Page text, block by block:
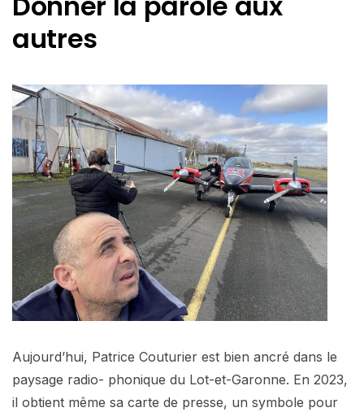
autres
Aujourd’hui, Patrice Couturier est bien ancré dans le
paysage radio- phonique du Lot-et-Garonne. En 2023,
il obtient même sa carte de presse, un symbole pour